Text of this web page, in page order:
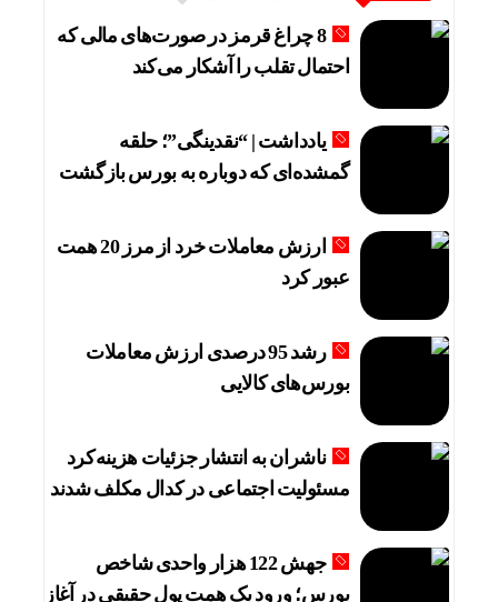
8 چراغ قرمز در صورت‌های مالی که
احتمال تقلب را آشکار می‌کند
یادداشت | “نقدینگی”؛ حلقه
گمشده‌ای که دوباره به بورس بازگشت
ارزش معاملات خرد از مرز 20 همت
عبور کرد
رشد 95 درصدی ارزش معاملات
بورس‌های کالایی
ناشران به انتشار جزئیات هزینه‌کرد
مسئولیت اجتماعی در کدال مکلف شدند
جهش 122 هزار واحدی شاخص
بورس؛ ورود یک همت پول حقیقی در آغاز